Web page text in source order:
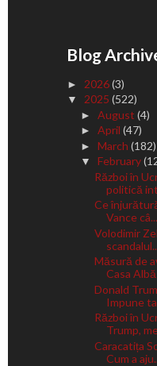
Blog
► 2026(3)
▼ 2025 (522)
► August (4)
► April (47)
► March (182)
▼ February
Război în
politică
Ce
Vance câ...
Volodimir
Măsură de
Casa
Donald
Impune
Război în
Trump,
Caracatița
Cum a